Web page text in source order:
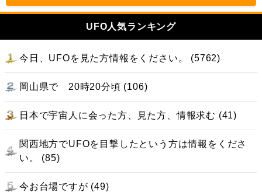
UFO人気ランキング
今日、UFOを見た方情報をください。 (5762)
岡山県で 20時20分頃 (106)
日本で宇宙人に会った方、見た方、情報求む (41)
関西地方でUFOを目撃したという方は情報をくださ
い。 (85)
今お台場ですが (49)